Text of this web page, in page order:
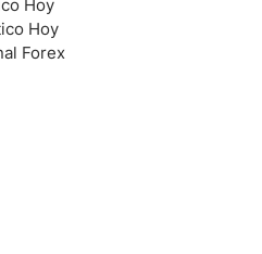
Hoy
Hoy
Forex